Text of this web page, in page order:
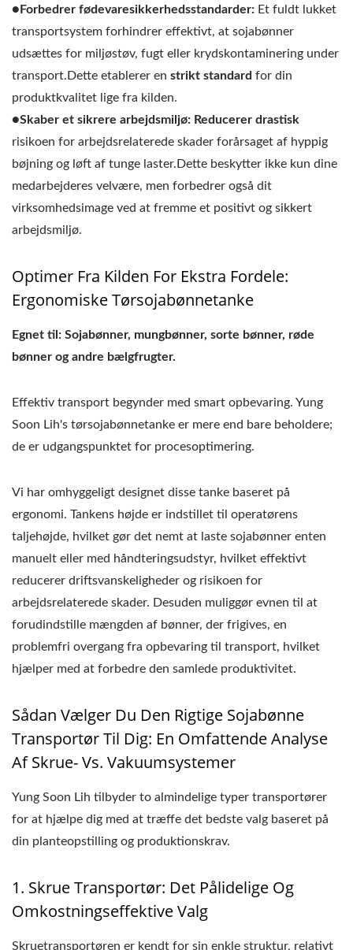
●Forbedrer fødevaresikkerhedsstandarder: Et fuldt lukket
transportsystem forhindrer effektivt, at sojabønner
udsættes for miljøstøv, fugt eller krydskontaminering under
transport.Dette etablerer en strikt standard for din
produktkvalitet lige fra kilden.
●Skaber et sikrere arbejdsmiljø: Reducerer drastisk
risikoen for arbejdsrelaterede skader forårsaget af hyppig
bøjning og løft af tunge laster.Dette beskytter ikke kun dine
medarbejderes velvære, men forbedrer også dit
virksomhedsimage ved at fremme et positivt og sikkert
arbejdsmiljø.
Optimer Fra Kilden For Ekstra Fordele:
Ergonomiske Tørsojabønnetanke
Egnet til: Sojabønner, mungbønner, sorte bønner, røde
bønner og andre bælgfrugter.
Effektiv transport begynder med smart opbevaring. Yung
Soon Lih's tørsojabønnetanke er mere end bare beholdere;
de er udgangspunktet for procesoptimering.
Vi har omhyggeligt designet disse tanke baseret på
ergonomi. Tankens højde er indstillet til operatørens
taljehøjde, hvilket gør det nemt at laste sojabønner enten
manuelt eller med håndteringsudstyr, hvilket effektivt
reducerer driftsvanskeligheder og risikoen for
arbejdsrelaterede skader. Desuden muliggør evnen til at
forudindstille mængden af bønner, der frigives, en
problemfri overgang fra opbevaring til transport, hvilket
hjælper med at forbedre den samlede produktivitet.
Sådan Vælger Du Den Rigtige Sojabønne
Transportør Til Dig: En Omfattende Analyse
Af Skrue- Vs. Vakuumsystemer
Yung Soon Lih tilbyder to almindelige typer transportører
for at hjælpe dig med at træffe det bedste valg baseret på
din planteopstilling og produktionskrav.
1. Skrue Transportør: Det Pålidelige Og
Omkostningseffektive Valg
Skruetransportøren er kendt for sin enkle struktur, relativt